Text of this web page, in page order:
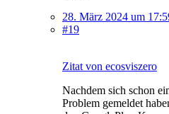
28. März 2024 um
#19
Zitat von ecosviszero
Nachdem sich schon
Problem gemeldet